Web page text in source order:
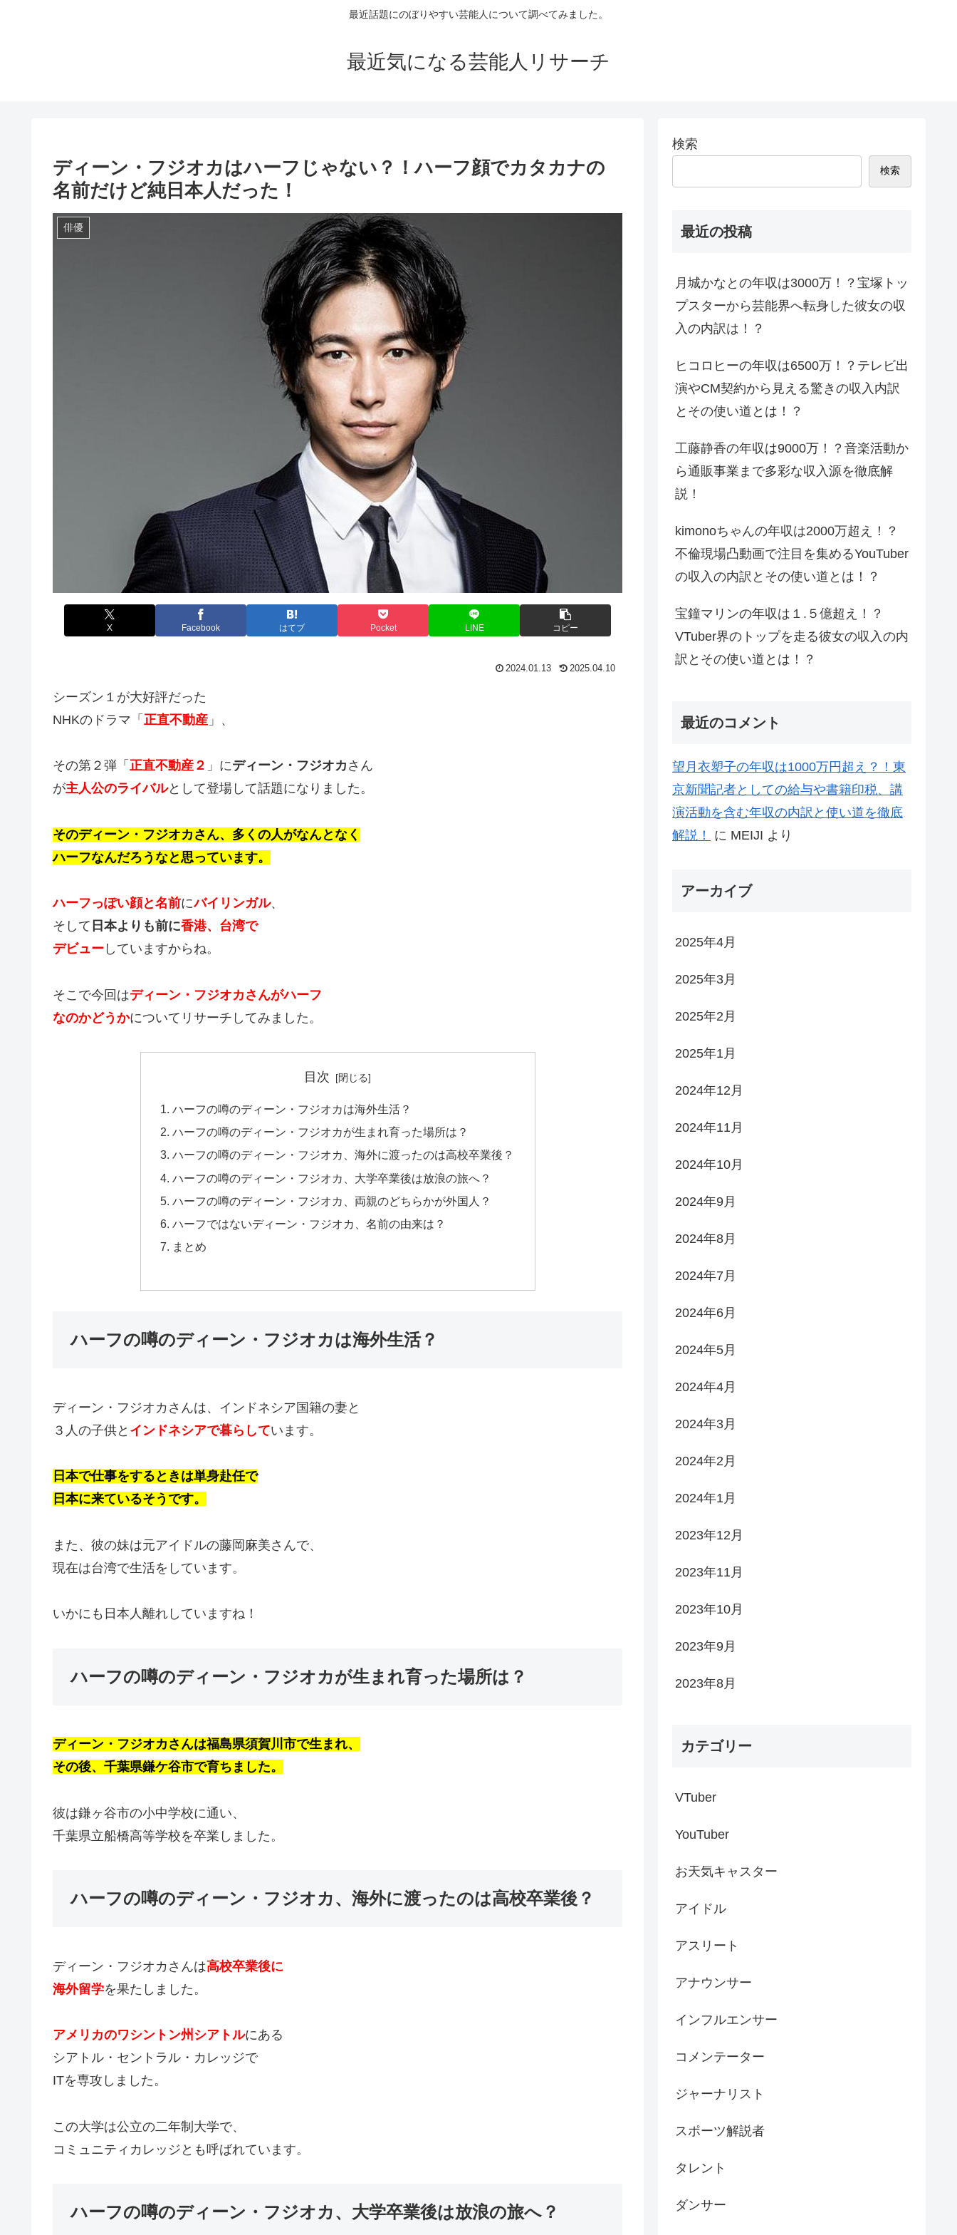
最近話題にのぼりやすい芸能人について調べてみました。
最近気になる芸能人リサーチ
ディーン・フジオカはハーフじゃない？！ハーフ顔でカタカナの
名前だけど純日本人だった！
俳優
X Facebook はてブ Pocket LINE コピー
2024.01.13 2025.04.10
シーズン１が大好評だった
NHKのドラマ「 正直不動産 」、
その第２弾「 正直不動産２ 」にディーン・フジオカ さん
が主人公のライバルとして登場して話題になりました。
そのディーン・フジオカさん、 多くの人がなんとなく
ハーフなんだろうなと思っています。
ハーフっぽい顔と名前にバイリンガル、
そして 日本よりも前に香港、台湾で
デビュー していますからね。
そこで今回はディーン・フジオカさんがハーフ
なのかどうかについてリサーチしてみました。
目次
ハーフの噂のディーン・フジオカは海外生活？
ハーフの噂のディーン・フジオカが生まれ育った場所は？
ハーフの噂のディーン・フジオカ、海外に渡ったのは高校卒業後？
ハーフの噂のディーン・フジオカ、大学卒業後は放浪の旅へ？
ハーフの噂のディーン・フジオカ、両親のどちらかが外国人？
ハーフではないディーン・フジオカ、名前の由来は？
まとめ
ハーフの噂のディーン・フジオカは海外生活？
ディーン・フジオカさんは、インドネシア国籍の妻と
３人の子供と インドネシアで暮らしています。
日本で仕事をするときは単身赴任で
日本に来ているそうです。
また、彼の妹は元アイドルの藤岡麻美さんで、
現在は台湾で生活をしています。
いかにも日本人離れしていますね！
ハーフの噂のディーン・フジオカが生まれ育った場所は？
ディーン・フジオカさんは福島県須賀川市で生まれ、
その後、千葉県鎌ケ谷市で育ちました。
彼は鎌ヶ谷市の小中学校に通い、
千葉県立船橋高等学校を卒業しました。
ハーフの噂のディーン・フジオカ、海外に渡ったのは高校卒業後？
ディーン・フジオカさんは高校卒業後に
海外留学を果たしました。
アメリカのワシントン州シアトルにある
シアトル・セントラル・カレッジで
ITを専攻しました。
この大学は公立の二年制大学で、
コミュニティカレッジとも呼ばれています。
ハーフの噂のディーン・フジオカ、大学卒業後は放浪の旅へ？
検索
検索
最近の投稿
月城かなとの年収は3000万！？宝塚トッ
プスターから芸能界へ転身した彼女の収
入の内訳は！？
ヒコロヒーの年収は6500万！？テレビ出
演やCM契約から見える驚きの収入内訳
とその使い道とは！？
工藤静香の年収は9000万！？音楽活動か
ら通販事業まで多彩な収入源を徹底解
説！
kimonoちゃんの年収は2000万超え！？
不倫現場凸動画で注目を集めるYouTuber
の収入の内訳とその使い道とは！？
宝鐘マリンの年収は１.５億超え！？
VTuber界のトップを走る彼女の収入の内
訳とその使い道とは！？
最近のコメント
望月衣塑子の年収は1000万円超え？！東
京新聞記者としての給与や書籍印税、講
演活動を含む年収の内訳と使い道を徹底
解説！
に MEIJI より
アーカイブ
2025年4月
2025年3月
2025年2月
2025年1月
2024年12月
2024年11月
2024年10月
2024年9月
2024年8月
2024年7月
2024年6月
2024年5月
2024年4月
2024年3月
2024年2月
2024年1月
2023年12月
2023年11月
2023年10月
2023年9月
2023年8月
カテゴリー
VTuber
YouTuber
お天気キャスター
アイドル
アスリート
アナウンサー
インフルエンサー
コメンテーター
ジャーナリスト
スポーツ解説者
タレント
ダンサー